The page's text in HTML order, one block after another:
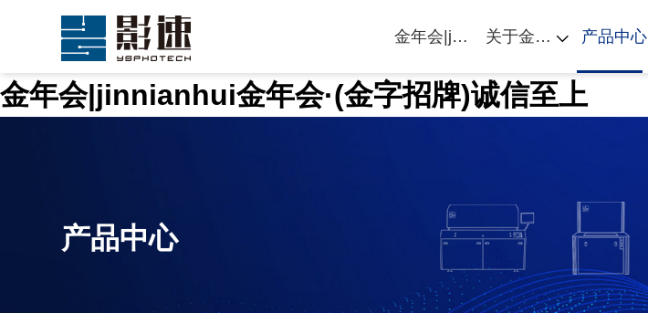
金年会|jinnianhui金年会·(金字招牌)诚信至上
金年会|jinnianhui首页 关于金年会|jinnianhui 产品中心
产品中心